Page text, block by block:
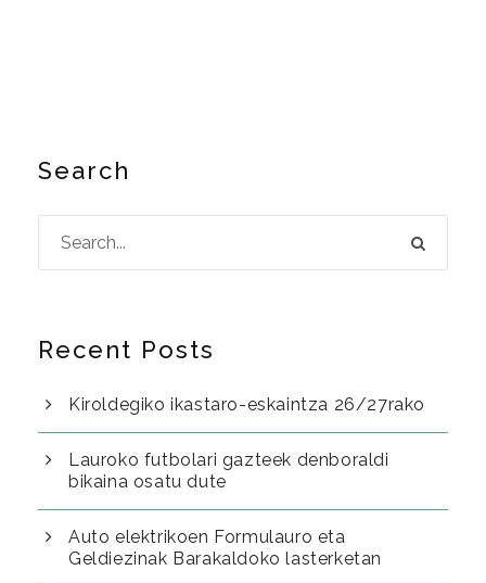
Search
Recent Posts
Kiroldegiko ikastaro-eskaintza 26/27rako
Lauroko futbolari gazteek denboraldi
bikaina osatu dute
Auto elektrikoen Formulauro eta
Geldiezinak Barakaldoko lasterketan